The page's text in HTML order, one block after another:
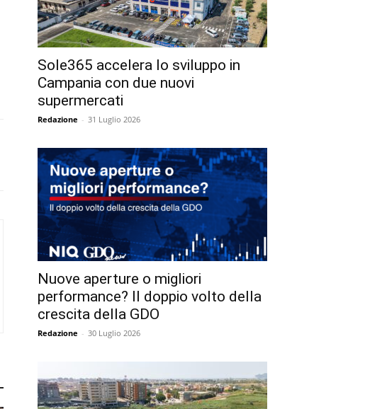
Sole365 accelera lo sviluppo in
Campania con due nuovi
supermercati
Redazione - 31 Luglio 2026
Nuove aperture o migliori
performance? Il doppio volto della
crescita della GDO
Redazione - 30 Luglio 2026